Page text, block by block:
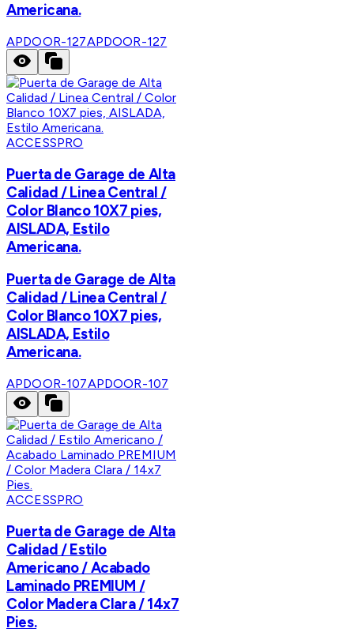
Americana.
APDOOR-127APDOOR-127
ACCESSPRO
Puerta de Garage de Alta
Calidad / Linea Central /
Color Blanco 10X7 pies,
AISLADA, Estilo
Americana.
Puerta de Garage de Alta
Calidad / Linea Central /
Color Blanco 10X7 pies,
AISLADA, Estilo
Americana.
APDOOR-107APDOOR-107
ACCESSPRO
Puerta de Garage de Alta
Calidad / Estilo
Americano / Acabado
Laminado PREMIUM /
Color Madera Clara / 14x7
Pies.